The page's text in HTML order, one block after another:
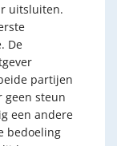
uitsluiten.
De
partijen
geen steun
een andere
bedoeling